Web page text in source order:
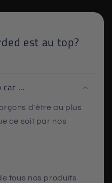
est au top?
car ...
d'être au plus
ce soit par nos
tous nos produits